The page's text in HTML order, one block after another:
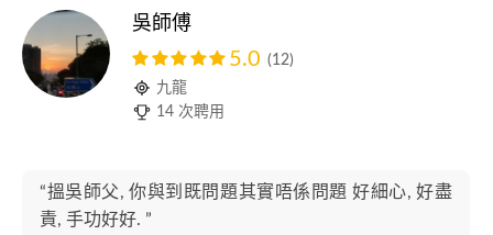
吳師傅
5.0 (12)
九龍
14 次聘用
“搵吳師父, 你與到既問題其實唔係問題 好細心, 好盡
責, 手功好好. ”